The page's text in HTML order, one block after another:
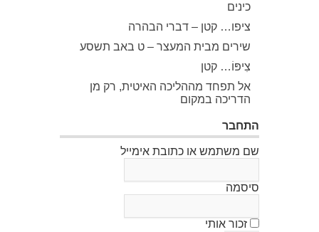
כינים
ציפו… קטן – דברי הבהרה
שירים מבית המעצר – ט באב תשסע
צִיפּוֹ… קטן
אל תפחד מההליכה האיטית, רק מן
הדריכה במקום
התחבר
שם משתמש או כתובת אימייל
סיסמה
זכור אותי